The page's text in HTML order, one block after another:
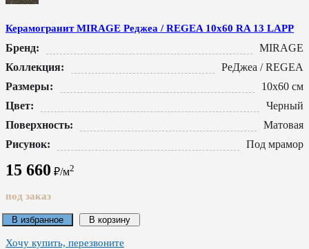
Керамогранит MIRAGE Реджеа / REGEA 10x60 RA 13 LAPP
Бренд:
MIRAGE
Коллекция:
РеДжеа / REGEA
Размеры:
10x60 см
Цвет:
Черный
Поверхность:
Матовая
Рисунок:
Под мрамор
15 660 ₽/м2
под заказ
В избранное В корзину
Хочу купить, перезвоните